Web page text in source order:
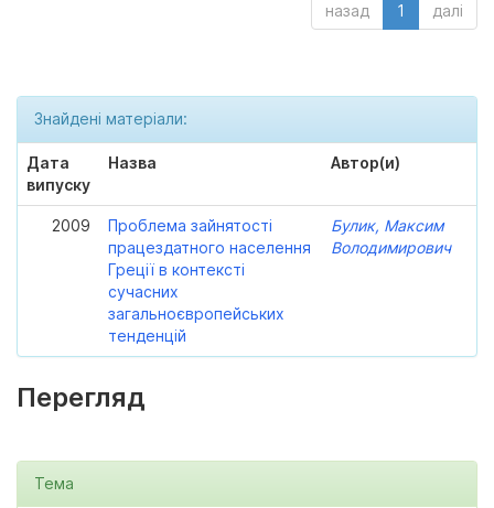
назад 1 далі
Знайдені матеріали:
Дата
випуску
Назва Автор(и)
2009
Проблема зайнятості
працездатного населення
Греції в контексті
сучасних
загальноєвропейських
тенденцій
Булик, Максим
Володимирович
Перегляд
Тема